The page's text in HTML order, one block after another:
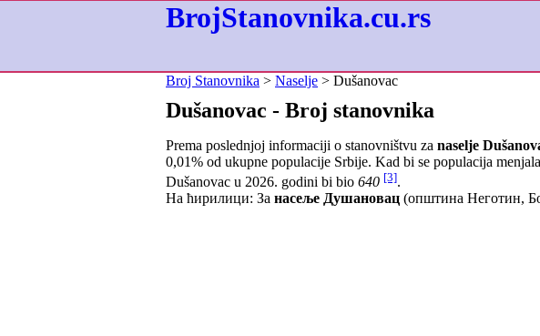
BrojStanovnika.cu.rs
Broj Stanovnika > Naselje > Dušanovac
Dušanovac - Broj stanovnika
Prema poslednjoj informaciji o stanovništvu za naselje
0,01% od ukupne populacije Srbije. Kad bi se populacija
Dušanovac u 2026. godini bi bio 640 [3].
На ћирилици: За насеље Душановац (општина Неготин,